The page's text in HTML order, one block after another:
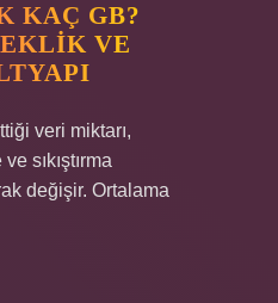
KAÇ GB?
VE
veri miktarı,
sıkıştırma
değişir. Ortalama